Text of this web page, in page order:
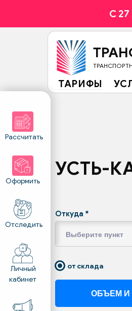
C
ТАРИФЫ
УСТЬ-
Откуда *
от склада
ОБЪЕМ И
Рассчитать
Оформить
Отследить
Личный
кабинет